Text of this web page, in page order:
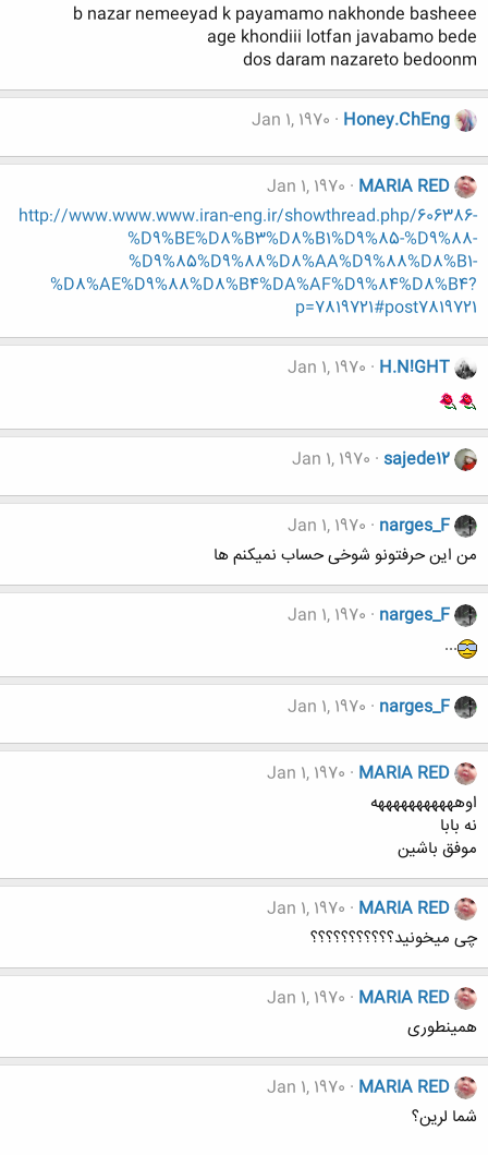
b nazar nemeeyad k payamamo nakhonde basheee
age khondiii lotfan javabamo bede
dos daram nazareto bedoonm
Honey.ChEng
Jan 1, 1970
MARIA RED
Jan 1, 1970
http://www.www.www.iran-eng.ir/showthread.php/606386-
%D9%BE%D8%B3%D8%B1%D9%85-%D9%88-
%D9%85%D9%88%D8%AA%D9%88%D8%B1-
%D8%AE%D9%88%D8%B4%DA%AF%D9%84%D8%B4?
p=7819721#post7819721
H.N!GHT
Jan 1, 1970
sajede12
Jan 1, 1970
narges_F
Jan 1, 1970
من این حرفتونو شوخی حساب نمیکنم ها
narges_F
Jan 1, 1970
...
narges_F
Jan 1, 1970
MARIA RED
Jan 1, 1970
اوهههههههههههه
نه بابا
موفق باشین
MARIA RED
Jan 1, 1970
چی میخونید؟؟؟؟؟؟؟؟؟؟؟
MARIA RED
Jan 1, 1970
همینطوری
MARIA RED
Jan 1, 1970
شما لرین؟